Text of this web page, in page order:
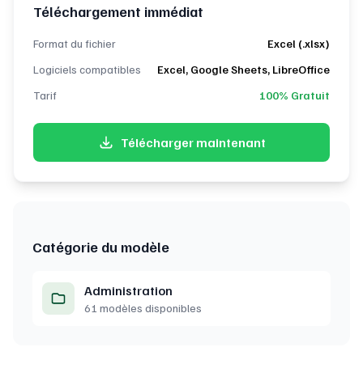
Téléchargement immédiat
Format du fichier
Excel (.xlsx)
Logiciels compatibles
Excel, Google Sheets, LibreOffice
Tarif
100% Gratuit
Télécharger maintenant
Catégorie du modèle
Administration
61 modèles disponibles